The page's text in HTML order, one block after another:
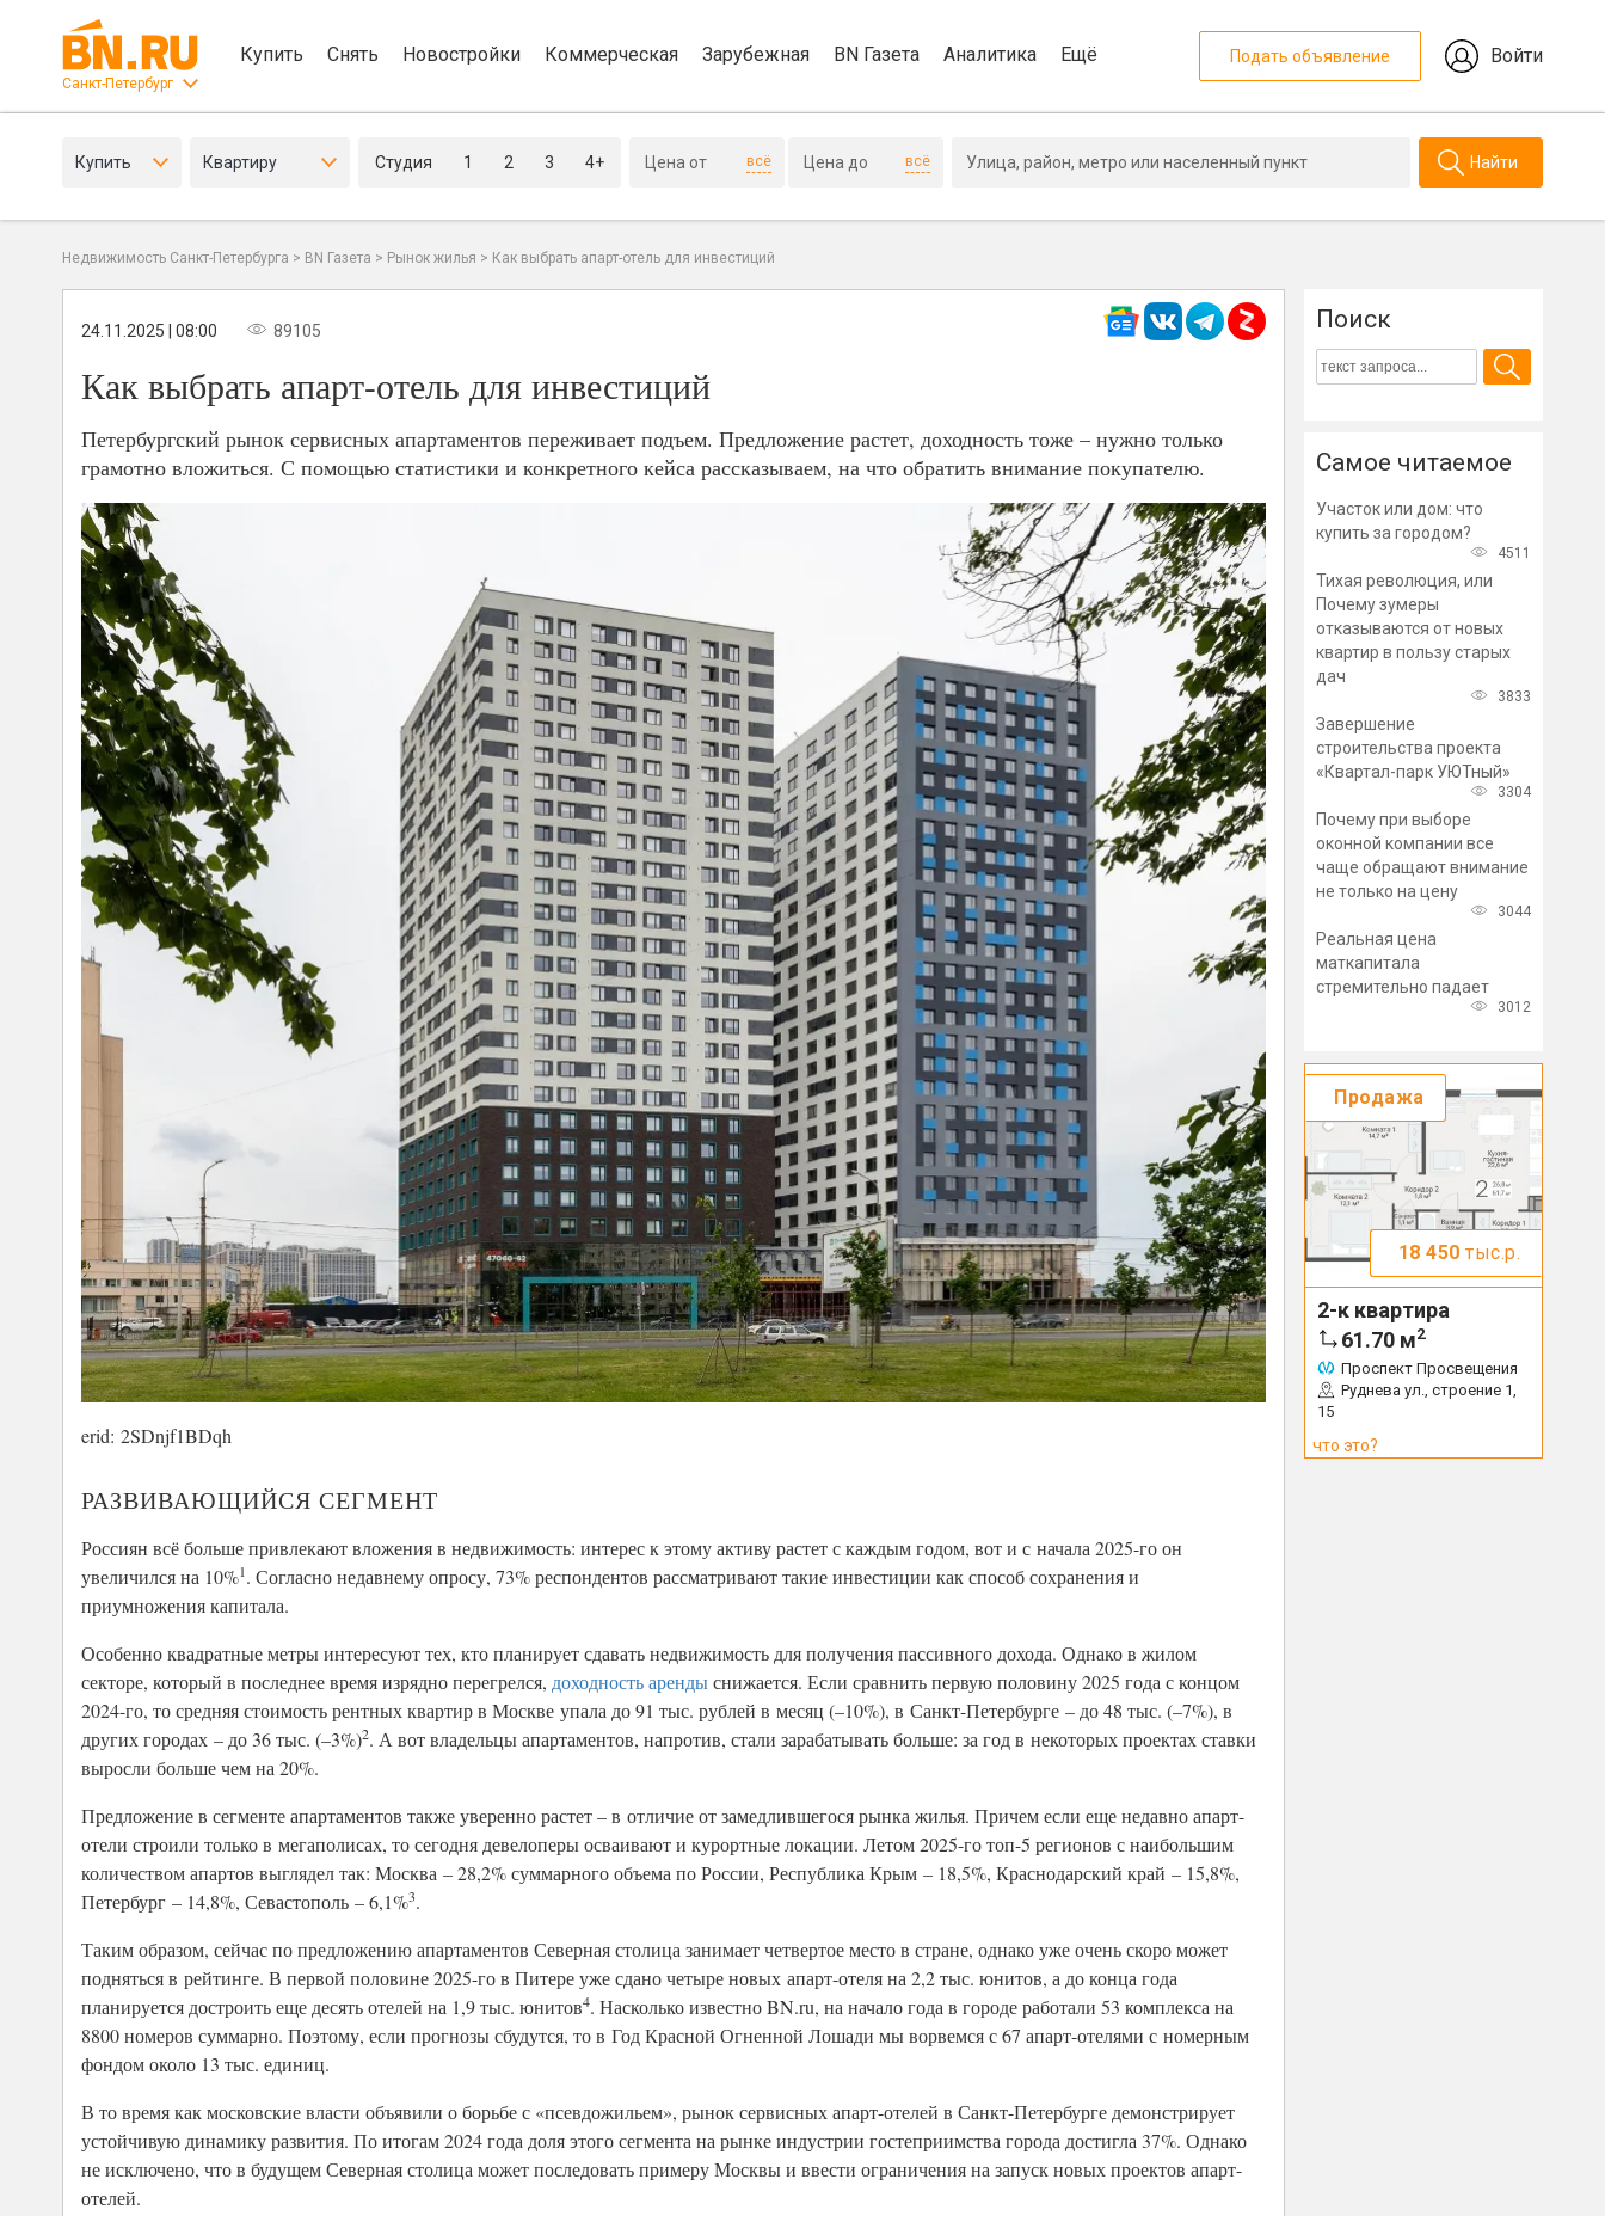
Санкт-Петербург
Купить Снять Новостройки Коммерческая Зарубежная BN Газета Аналитика Ещё Подать объявление Войти
Купить Квартиру Студия 1 2 3 4+ всё всё Найти
Недвижимость Санкт-Петербурга > BN Газета > Рынок жилья > Как выбрать апарт-отель для инвестиций
24.11.2025 | 08:00 89105
Как выбрать апарт-отель для инвестиций
Петербургский рынок сервисных апартаментов переживает подъем. Предложение растет, доходность тоже – нужно только
грамотно вложиться. С помощью статистики и конкретного кейса рассказываем, на что обратить внимание покупателю.
erid: 2SDnjf1BDqh
РАЗВИВАЮЩИЙСЯ СЕГМЕНТ
Россиян всё больше привлекают вложения в недвижимость: интерес к этому активу растет с каждым годом, вот и с начала 2025-го он
увеличился на 10%1. Согласно недавнему опросу, 73% респондентов рассматривают такие инвестиции как способ сохранения и
приумножения капитала.
Особенно квадратные метры интересуют тех, кто планирует сдавать недвижимость для получения пассивного дохода. Однако в жилом
секторе, который в последнее время изрядно перегрелся, доходность арендыснижается. Если сравнить первую половину 2025 года с концом
2024-го, то средняя стоимость рентных квартир в Москве упала до 91 тыс. рублей в месяц (–10%), в Санкт-Петербурге – до 48 тыс. (–7%), в
других городах – до 36 тыс. (–3%)2. А вот владельцы апартаментов, напротив, стали зарабатывать больше: за год в некоторых проектах ставки
выросли больше чем на 20%.
Предложение в сегменте апартаментов также уверенно растет – в отличие от замедлившегося рынка жилья. Причем если еще недавно апарт-
отели строили только в мегаполисах, то сегодня девелоперы осваивают и курортные локации. Летом 2025-го топ-5 регионов с наибольшим
количеством апартов выглядел так: Москва – 28,2% суммарного объема по России, Республика Крым – 18,5%, Краснодарский край – 15,8%,
Петербург – 14,8%, Севастополь – 6,1%3.
Таким образом, сейчас по предложению апартаментов Северная столица занимает четвертое место в стране, однако уже очень скоро может
подняться в рейтинге. В первой половине 2025-го в Питере уже сдано четыре новых апарт-отеля на 2,2 тыс. юнитов, а до конца года
планируется достроить еще десять отелей на 1,9 тыс. юнитов4. Насколько известно BN.ru, на начало года в городе работали 53 комплекса на
8800 номеров суммарно. Поэтому, если прогнозы сбудутся, то в Год Красной Огненной Лошади мы ворвемся с 67 апарт-отелями с номерным
фондом около 13 тыс. единиц.
В то время как московские власти объявили о борьбе с «псевдожильем», рынок сервисных апарт-отелей в Санкт-Петербурге демонстрирует
устойчивую динамику развития. По итогам 2024 года доля этого сегмента на рынке индустрии гостеприимства города достигла 37%. Однако
не исключено, что в будущем Северная столица может последовать примеру Москвы и ввести ограничения на запуск новых проектов апарт-
отелей.
Поиск
Самое читаемое
Участок или дом: что
купить за городом?
4511
Тихая революция, или
Почему зумеры
отказываются от новых
квартир в пользу старых
дач
3833
Завершение
строительства проекта
«Квартал-парк УЮТный»
3304
Почему при выборе
оконной компании все
чаще обращают внимание
не только на цену
3044
Реальная цена
маткапитала
стремительно падает
3012
Продажа
18 450 тыс.р.
2-к квартира
61.70 м2
Проспект Просвещения
Руднева ул., строение 1,
15
что это?